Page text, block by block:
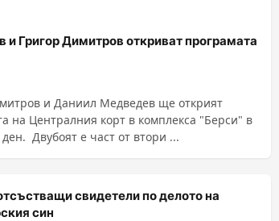
и Григор Димитров откриват програмата
и Даниил Медведев ще открият
на Централния корт в комплекса "Берси" в
утрешния ден. Двубоят е част от втори ...
свидетели по делото на
син